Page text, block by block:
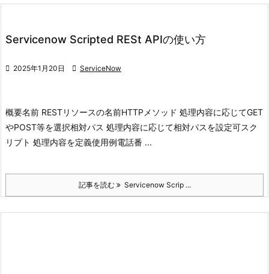
Servicenow Scripted RESt APIの使い方
 2025年1月20日  ServiceNow
概要名前 RESTリソースの名前HTTPメソッド 処理内容に応じてGET
やPOST等を選択相対パス 処理内容に応じて相対パスを設定可スク
リプト 処理内容を定義使用例電話番 ...
記事を読む Servicenow Scrip ...